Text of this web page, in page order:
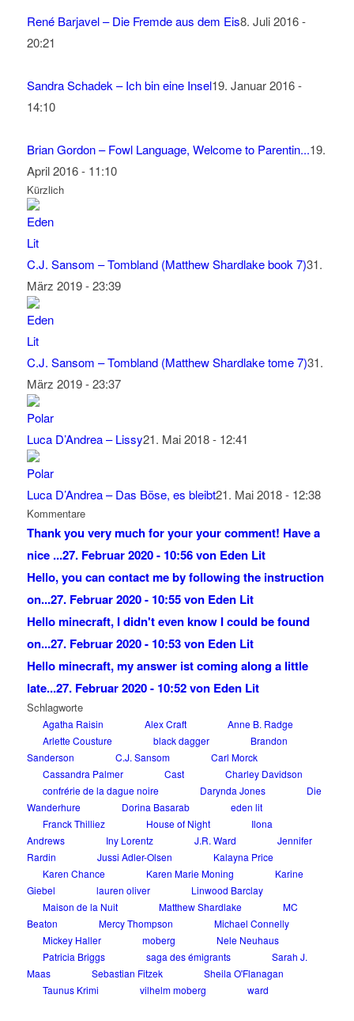
René Barjavel – Die Fremde aus dem Eis8. Juli 2016 -
20:21
Sandra Schadek – Ich bin eine Insel19. Januar 2016 -
14:10
Brian Gordon – Fowl Language, Welcome to Parentin...19.
April 2016 - 11:10
Kürzlich
C.J. Sansom – Tombland (Matthew Shardlake book 7)31.
März 2019 - 23:39
C.J. Sansom – Tombland (Matthew Shardlake tome 7)31.
März 2019 - 23:37
Luca D’Andrea – Lissy21. Mai 2018 - 12:41
Luca D’Andrea – Das Böse, es bleibt21. Mai 2018 - 12:38
Kommentare
Thank you very much for your your comment! Have a
nice ...27. Februar 2020 - 10:56 von Eden Lit
Hello, you can contact me by following the instruction
on...27. Februar 2020 - 10:55 von Eden Lit
Hello minecraft, I didn't even know I could be found
on...27. Februar 2020 - 10:53 von Eden Lit
Hello minecraft, my answer ist coming along a little
late...27. Februar 2020 - 10:52 von Eden Lit
Schlagworte
Agatha Raisin Alex Craft
Anne B. Radge
Arlette Cousture
black dagger
Brandon
Sanderson
C.J. Sansom
Carl Morck
Cassandra Palmer
Cast
Charley Davidson
confrérie de la dague noire
Darynda Jones
Die
Wanderhure
Dorina Basarab
eden lit
Franck Thilliez
House of Night
Ilona
Andrews
Iny Lorentz J.R. Ward
Jennifer
Rardin
Jussi Adler-Olsen
Kalayna Price
Karen Chance
Karen Marie Moning
Karine
Giebel
lauren oliver
Linwood Barclay
Maison de la Nuit
Matthew Shardlake
MC
Beaton
Mercy Thompson
Michael Connelly
Mickey Haller
moberg
Nele Neuhaus
Patricia Briggs
saga des émigrants
Sarah J.
Maas
Sebastian Fitzek
Sheila O'Flanagan
Taunus Krimi
vilhelm moberg ward